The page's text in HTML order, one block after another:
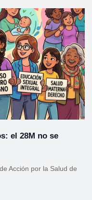
el 28M no se
Acción por la Salud de